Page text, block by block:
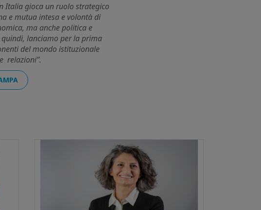
Italia gioca un ruolo strategico
e mutua intesa e volontà di
ma anche politica e
quindi, lanciamo per la prima
del mondo istituzionale
relazioni”.